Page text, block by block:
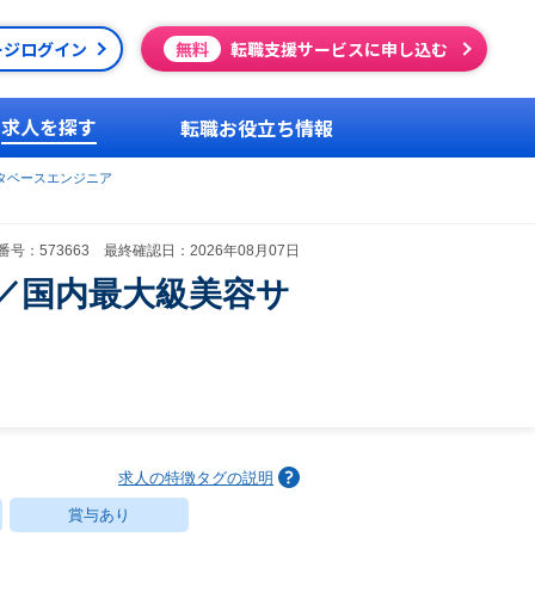
ログイン 無料 転職支援サービスに申し込む
求人を探す 転職お役立ち情報
ベースエンジニア
号：573663 最終確認日：2026年08月07日
国内最大級美容サ
求人の特徴タグの説明
賞与あり